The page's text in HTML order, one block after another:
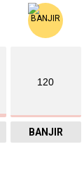
120
BANJIR